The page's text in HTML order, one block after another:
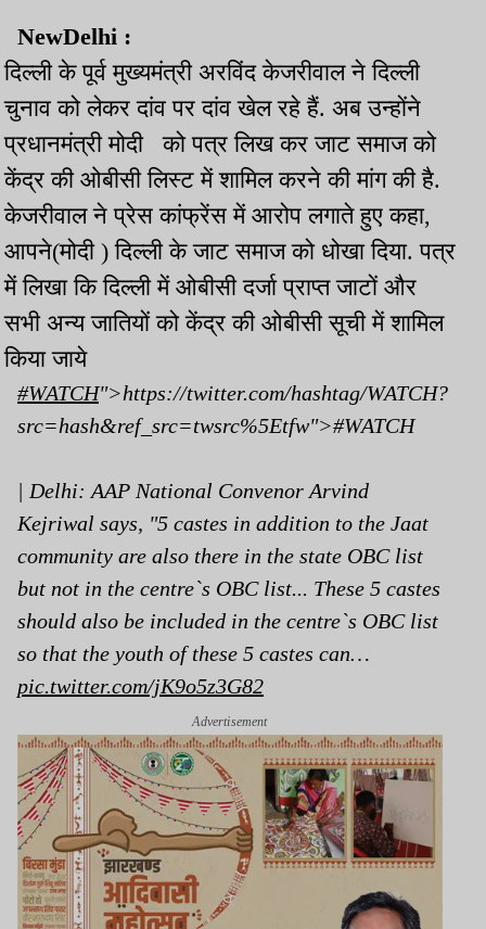
NewDelhi :
दिल्ली के पूर्व मुख्यमंत्री अरविंद केजरीवाल ने दिल्ली
चुनाव को लेकर दांव पर दांव खेल रहे हैं. अब उन्होंने
प्रधानमंत्री मोदी को पत्र लिख कर जाट समाज को
केंद्र की ओबीसी लिस्ट में शामिल करने की मांग की है.
केजरीवाल ने प्रेस कांफ्रेंस में आरोप लगाते हुए कहा,
आपने(मोदी ) दिल्ली के जाट समाज को धोखा दिया. पत्र
में लिखा कि दिल्ली में ओबीसी दर्जा प्राप्त जाटों और
सभी अन्य जातियों को केंद्र की ओबीसी सूची में शामिल
किया जाये
#WATCH">https://twitter.com/hashtag/WATCH?
src=hash&ref_src=twsrc%5Etfw">#WATCH
| Delhi: AAP National Convenor Arvind
Kejriwal says, "5 castes in addition to the Jaat
community are also there in the state OBC list
but not in the centre`s OBC list... These 5 castes
should also be included in the centre`s OBC list
so that the youth of these 5 castes can…
pic.twitter.com/jK9o5z3G82
Advertisement